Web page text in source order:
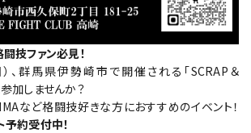
技ファン必見！
、群馬県伊勢崎市で開催される「SCRAP＆
加しませんか？
など格闘技好きな方におすすめのイベント！
予約受付中！